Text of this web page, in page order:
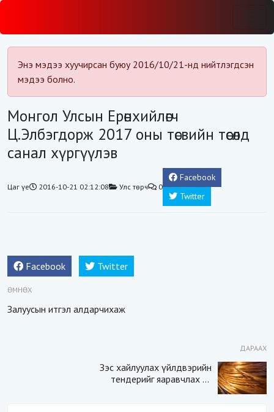
Энэ мэдээ хуучирсан буюу 2016/10/21-нд нийтлэгдсэн
мэдээ болно.
Монгол Улсын Ерөнхийлөгч
Ц.Элбэгдорж 2017 оны төсвийн төсөлд
санал хүргүүлэв
Цаг үе 2016-10-21 02:12:08 Улс төрч 0
Facebook
Twitter
Facebook Twitter
ӨМНӨХ
Залуусын итгэл алдарчихаж
ДАРААХ
Зэс хайлуулах үйлдвэрийн
тендерийг яаравчлах нь